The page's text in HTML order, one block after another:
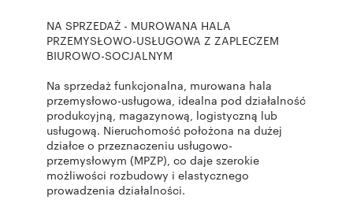
NA SPRZEDAŻ - MUROWANA HALA
PRZEMYSŁOWO-USŁUGOWA Z ZAPLECZEM
BIUROWO-SOCJALNYM
Na sprzedaż funkcjonalna, murowana hala
przemysłowo-usługowa, idealna pod działalność
produkcyjną, magazynową, logistyczną lub
usługową. Nieruchomość położona na dużej
działce o przeznaczeniu usługowo-
przemysłowym (MPZP), co daje szerokie
możliwości rozbudowy i elastycznego
prowadzenia działalności.